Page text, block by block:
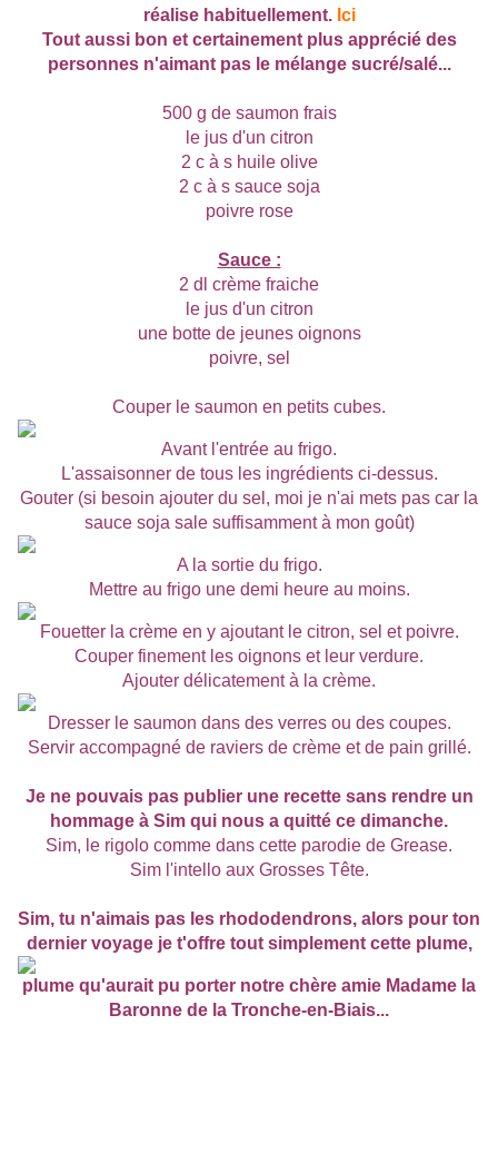
réalise habituellement. Ici
Tout aussi bon et certainement plus apprécié des
personnes n'aimant pas le mélange sucré/salé...
500 g de saumon frais
le jus d'un citron
2 c à s huile olive
2 c à s sauce soja
poivre rose
Sauce :
2 dl crème fraiche
le jus d'un citron
une botte de jeunes oignons
poivre, sel
Couper le saumon en petits cubes.
Avant l'entrée au frigo.
L'assaisonner de tous les ingrédients ci-dessus.
Gouter (si besoin ajouter du sel, moi je n'ai mets pas car la
sauce soja sale suffisamment à mon goût)
A la sortie du frigo.
Mettre au frigo une demi heure au moins.
Fouetter la crème en y ajoutant le citron, sel et poivre.
Couper finement les oignons et leur verdure.
Ajouter délicatement à la crème.
Dresser le saumon dans des verres ou des coupes.
Servir accompagné de raviers de crème et de pain grillé.
Je ne pouvais pas publier une recette sans rendre un
hommage à Sim qui nous a quitté ce dimanche.
Sim, le rigolo comme dans cette parodie de Grease.
Sim l'intello aux Grosses Tête.
Sim, tu n'aimais pas les rhododendrons, alors pour ton
dernier voyage je t'offre tout simplement cette plume,
plume qu'aurait pu porter notre chère amie Madame la
Baronne de la Tronche-en-Biais...